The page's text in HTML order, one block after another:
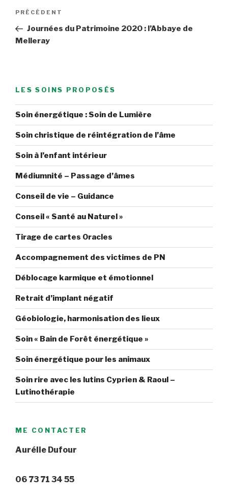
Navigation
l’article
Article
précédent
PRÉCÉDENT
Journées du Patrimoine 2020 : l’Abbaye de
Melleray
LES SOINS PROPOSÉS
Soin énergétique : Soin de Lumière
Soin christique de réintégration de l’âme
Soin à l’enfant intérieur
Médiumnité – Passage d’âmes
Conseil de vie – Guidance
Conseil « Santé au Naturel »
Tirage de cartes Oracles
Accompagnement des victimes de PN
Déblocage karmique et émotionnel
Retrait d’implant négatif
Géobiologie, harmonisation des lieux
Soin « Bain de Forêt énergétique »
Soin énergétique pour les animaux
Soin rire avec les lutins Cyprien & Raoul –
Lutinothérapie
ME CONTACTER
Aurélie Dufour
06 73 71 34 55